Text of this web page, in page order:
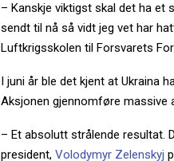
– Kanskje viktigst skal det ha et
sendt til nå så vidt jeg vet har
Luftkrigsskolen til Forsvarets
I juni år ble det kjent at Ukraina
Aksjonen gjennomføre
– Et absolutt strålende resultat.
president, Volodymyr Zelenskyj